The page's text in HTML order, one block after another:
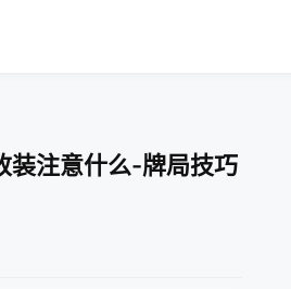
装注意什么-牌局技巧